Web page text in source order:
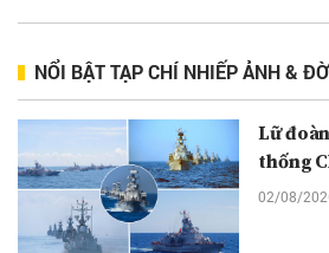
NỔI BẬT TẠP CHÍ NHIẾP ẢNH &
Lữ
thống
02/08/